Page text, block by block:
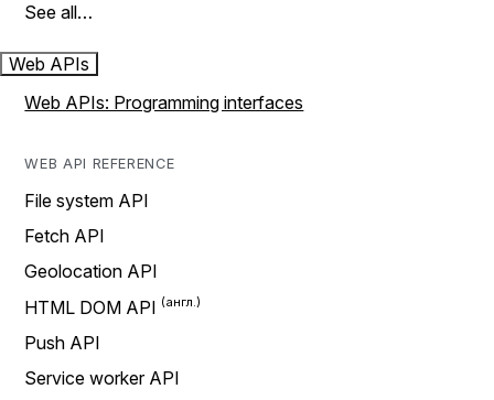
See all…
Web APIs
Web APIs: Programming interfaces
WEB API REFERENCE
File system API
Fetch API
Geolocation API
HTML DOM API
Push API
Service worker API